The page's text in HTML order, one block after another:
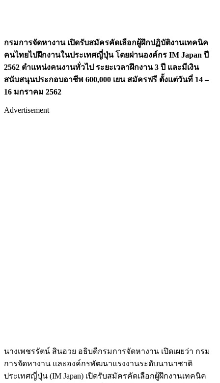
กรมการจัดหางาน เปิดรับสมัครคัดเลือกผู้ฝึกปฏิบัติงานเทคนิค
คนไทยไปฝึกงานในประเทศญี่ปุ่น โดยผ่านองค์กร IM Japan ปี
2562 ตำแหน่งคนงานทั่วไป ระยะเวลาฝึกงาน 3 ปี และมีเงิน
สนับสนุนประกอบอาชีพ 600,000 เยน สมัครฟรี ตั้งแต่วันที่ 14 –
16 มกราคม 2562
Advertisement
นางเพชรรัตน์ สินอวย อธิบดีกรมการจัดหางาน เปิดเผยว่า กรม
การจัดหางาน และองค์กรพัฒนาแรงงานระดับนานาชาติ
ประเทศญี่ปุ่น (IM Japan) เปิดรับสมัครคัดเลือกผู้ฝึกงานเทคนิค